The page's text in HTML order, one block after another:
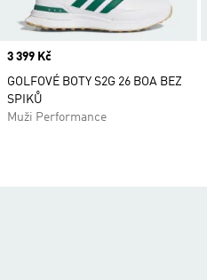
Price
3 399 Kč
GOLFOVÉ BOTY S2G 26 BOA BEZ
SPIKŮ
Muži Performance